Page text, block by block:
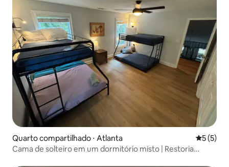
Quarto compartilhado ⋅ Atlanta 5 de
5 (5)
Cama de solteiro em um dormitório misto | Restoria